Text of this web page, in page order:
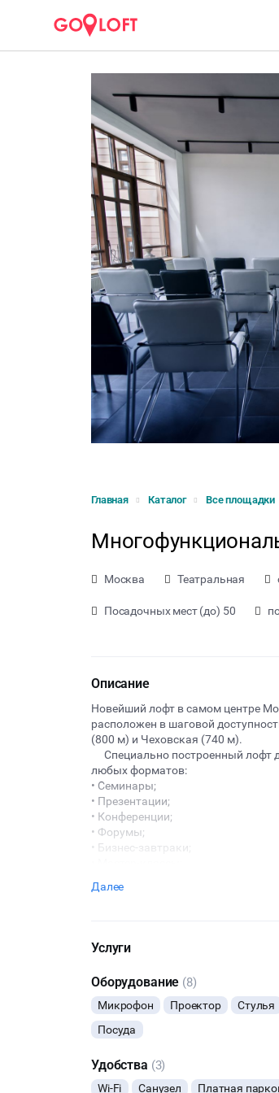
Главная Каталог Все площадки
Москва Театральная
Посадочных мест (до) 50
Описание
Новейший лофт в самом центре
расположен в шаговой
(800 м) и Чеховская (740 м).
Специально построенный лофт
любых форматов:
• Семинары;
• Презентации;
• Конференции;
• Форумы;
• Бизнес-завтраки;
• Пресс-конференции;
• Воркшопы;
• Профессиональные прямые
• Видеосъёмка.
На всех мероприятиях возможно
120 квадратных метров
• Фойе;
• Барная зона;
Далее
Услуги
Оборудование (8)
Микрофон Проектор Стулья
Посуда
Удобства (3)
Wi-Fi Санузел Платная